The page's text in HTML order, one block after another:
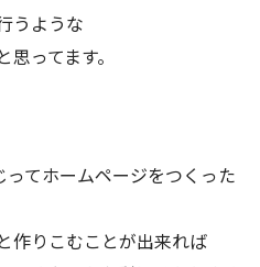
うような
と思ってます。
てホームページをつくった
作りこむことが出来れば